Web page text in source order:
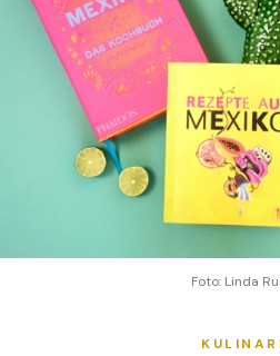
Foto: Linda